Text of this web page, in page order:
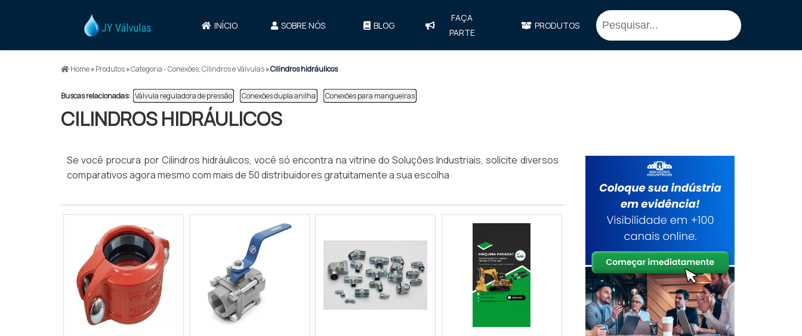
INÍCIO SOBRE NÓS BLOG
FAÇA
PARTE
PRODUTOS
Home»Produtos»Categoria - Conexões, Cilindros e Válvulas»Cilindros hidráulicos
Buscas relacionadas: Válvula reguladora de pressão Conexões dupla anilha Conexões para mangueiras
CILINDROS HIDRÁULICOS
Se você procura por Cilindros hidráulicos, você só encontra na vitrine do Soluções Industriais, solicite diversos
comparativos agora mesmo com mais de 50 distribuidores gratuitamente a sua escolha